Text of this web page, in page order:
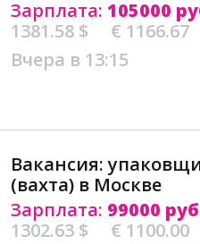
Зарплата: 105000
1381.58 $
€ 1166.67
Вчера в 13:15
Вакансия:
(вахта) в Москве
Зарплата: 99000
1302.63 $
€ 1100.00